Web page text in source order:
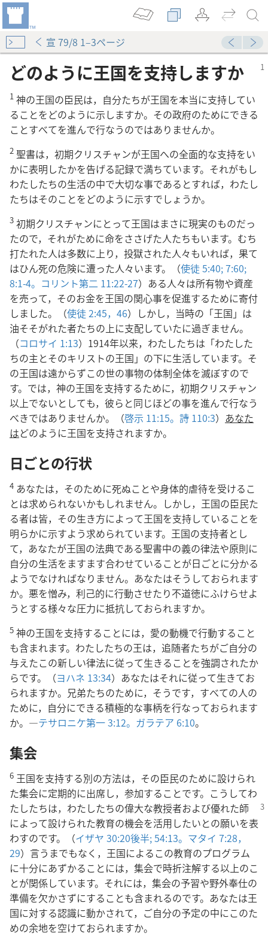
宣 79/8 1–3ページ
どのように王国を支持しますか
1 神の王国の臣民は，自分たちが王国を本当に支持してい
ることをどのように示しますか。その政府のためにできる
ことすべてを進んで行なうのではありませんか。
2 聖書は，初期クリスチャンが王国への全面的な支持をい
かに表明したかを告げる記録で満ちています。それがもし
わたしたちの生活の中で大切な事であるとすれば，わたし
たちはそのことをどのように示すでしょうか。
3 初期クリスチャンにとって王国はまさに現実のものだっ
たので，それがために命をささげた人たちもいます。むち
打たれた人は多数に上り，投獄された人々もいれば，果て
はひん死の危険に遭った人々います。（使徒 5:40;7:60;
8:1-4。 コリント第二 11:22-27）ある人々は所有物や資産
を売って，そのお金を王国の関心事を促進するために寄付
しました。（使徒 2:45，46）しかし，当時の「王国」は
油そそがれた者たちの上に支配していたに過ぎません。
（コロサイ 1:13）1914年以来，わたしたちは「わたした
ちの主とそのキリストの王国」の下に生活しています。そ
の王国は遠からずこの世の事物の体制全体を滅ぼすので
す。では，神の王国を支持するために，初期クリスチャン
以上でないとしても，彼らと同じほどの事を進んで行なう
べきではありませんか。（啓示 11:15。 詩 110:3） あなた
はどのように王国を支持されますか。
日ごとの行状
4 あなたは，そのために死ぬことや身体的虐待を受けるこ
とは求められないかもしれません。しかし，王国の臣民た
る者は皆，その生き方によって王国を支持していることを
明らかに示すよう求められています。王国の支持者とし
て，あなたが王国の法典である聖書中の義の律法や原則に
自分の生活をますます合わせていることが日ごとに分かる
ようでなければなりません。あなたはそうしておられます
か。悪を憎み，利己的に行動させたり不道徳にふけらせよ
うとする様々な圧力に抵抗しておられますか。
5 神の王国を支持することには，愛の動機で行動すること
も含まれます。わたしたちの王は，追随者たちがご自分の
与えたこの新しい律法に従って生きることを強調されたか
らです。（ヨハネ 13:34）あなたはそれに従って生きてお
られますか。兄弟たちのために，そうです，すべての人の
ために，自分にできる積極的な事柄を行なっておられます
か。―テサロニケ第一 3:12。 ガラテア 6:10。
集会
6 王国を支持する別の方法は，その臣民のために設けられ
た集会に定期的に出席し，参加することです。こうしてわ
たしたちは，わたしたちの偉大な教授者および優れた師
によって設けられた教育の機会を活用したいとの願いを表
わすのです。（イザヤ 30:20後半;54:13。 マタイ 7:28，
29）言うまでもなく，王国によるこの教育のプログラム
に十分にあずかることには，集会で時折注解する以上のこ
とが関係しています。それには，集会の予習や野外奉仕の
準備を欠かさずにすることも含まれるのです。あなたは王
国に対する認識に動かされて，ご自分の予定の中にこのた
めの余地を空けておられますか。